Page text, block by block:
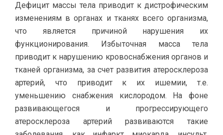
Дефицит массы тела приводит к дистрофическим
изменениям в органах и тканях всего организма,
что является причиной нарушения их
функционирования. Избыточная масса тела
приводит к нарушению кровоснабжения органов и
тканей организма, за счет развития атеросклероза
артерий, что приводит к их ишемии, т.е.
уменьшению снабжения кислородом. На фоне
развивающегося и прогрессирующего
атеросклероза артерий развиваются такие